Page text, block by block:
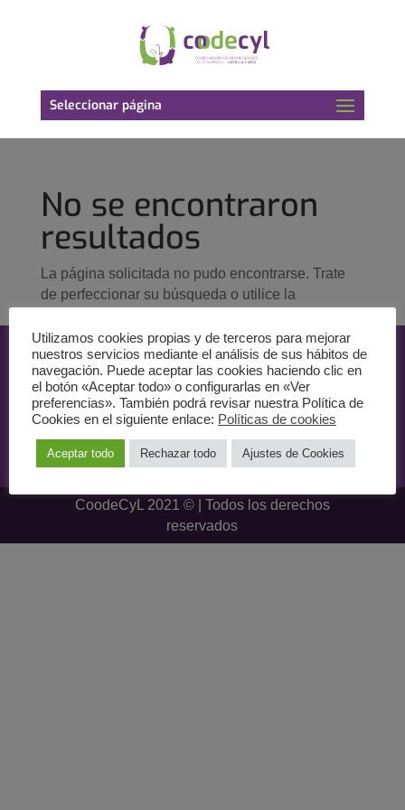
Seleccionar página
No se encontraron
resultados
La página solicitada no pudo encontrarse. Trate
de perfeccionar su búsqueda o utilice la
comunicacion@coodecyl.org
CoodeCyL 2021 © | Todos los derechos
reservados
Utilizamos cookies propias y de terceros para mejorar
nuestros servicios mediante el análisis de sus hábitos de
navegación. Puede aceptar las cookies haciendo clic en
el botón «Aceptar todo» o configurarlas en «Ver
preferencias». También podrá revisar nuestra Política de
Cookies en el siguiente enlace: Políticas de cookies
Aceptar todo Rechazar todo Ajustes de Cookies